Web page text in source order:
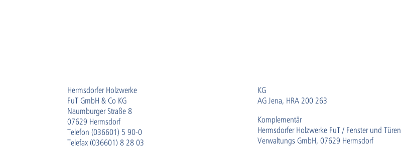
Hermsdorfer Holzwerke
FuT GmbH & Co KG
Naumburger Straße 8
07629 Hermsdorf
Telefon (036601) 5 90-0
Telefax (036601) 8 28 03
KG
AG Jena, HRA 200 263
Komplementär
Hermsdorfer Holzwerke FuT / Fenster und Türen
Verwaltungs GmbH, 07629 Hermsdorf